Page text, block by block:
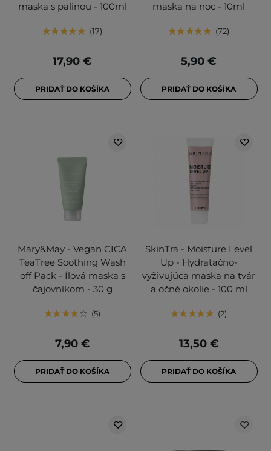
maska s palinou - 100ml
17
17,90 €
PRIDAŤ DO KOŠÍKA
maska na noc - 10ml
72
5,90 €
PRIDAŤ DO KOŠÍKA
Mary&May - Vegan CICA
TeaTree Soothing Wash
off Pack - Ílová maska s
čajovníkom - 30 g
5
7,90 €
PRIDAŤ DO KOŠÍKA
SkinTra - Moisture Level
Up - Hydratačno-
vyživujúca maska na tvár
a očné okolie - 100 ml
2
13,50 €
PRIDAŤ DO KOŠÍKA